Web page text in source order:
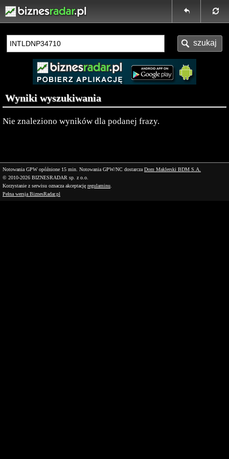
Wyniki wyszukiwania
Nie znaleziono wyników dla podanej frazy.
Notowania GPW opóźnione 15 min. Notowania GPW/NC dostarcza Dom Maklerski BDM S.A.
© 2010-2026 BIZNESRADAR sp. z o.o.
Korzystanie z serwisu oznacza akceptację regulaminu
Pełna wersja BiznesRadar.pl